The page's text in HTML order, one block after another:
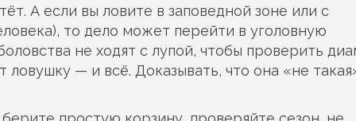
А если вы ловите в заповедной зоне или с
то дело может перейти в уголовную
не ходят с лупой, чтобы проверить
ловушку — и всё. Доказывать, что она «не